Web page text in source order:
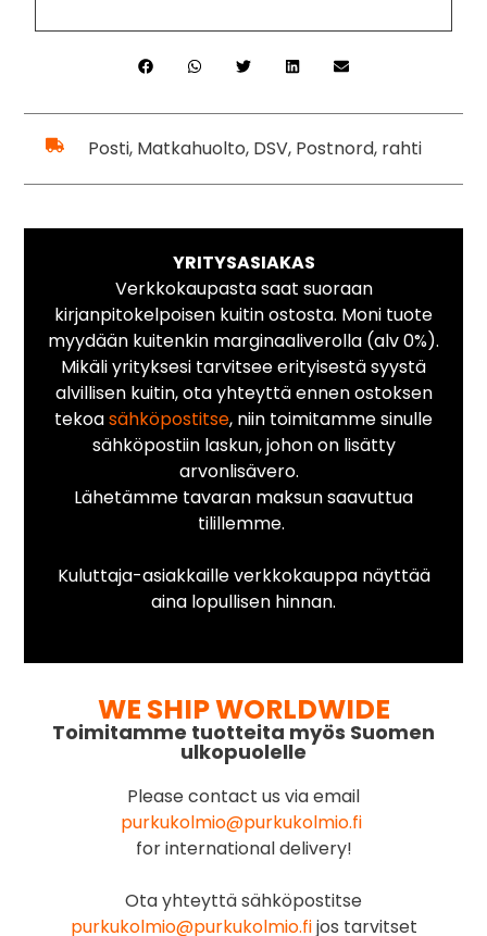
Posti, Matkahuolto, DSV, Postnord, rahti
YRITYSASIAKAS
Verkkokaupasta saat suoraan
kirjanpitokelpoisen kuitin ostosta. Moni tuote
myydään kuitenkin marginaaliverolla (alv 0%).
Mikäli yrityksesi tarvitsee erityisestä syystä
alvillisen kuitin, ota yhteyttä ennen ostoksen
tekoasähköpostitse, niin toimitamme sinulle
sähköpostiin laskun, johon on lisätty
arvonlisävero.
Lähetämme tavaran maksun saavuttua
tilillemme.
Kuluttaja-asiakkaille verkkokauppa näyttää
aina lopullisen hinnan.
WE SHIP WORLDWIDE
Toimitamme tuotteita myös Suomen
ulkopuolelle
Please contact us via email
purkukolmio@purkukolmio.fi
for international delivery!
Ota yhteyttä sähköpostitse
purkukolmio@purkukolmio.fijos tarvitset